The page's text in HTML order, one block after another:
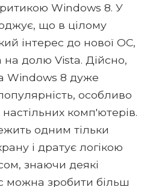
Windows 8. У
що в цілому
інтерес до нової ОС,
на долю Vista. Дійсно,
Windows 8 дуже
особливо
комп'ютерів.
одним тільки
і дратує логікою
знаючи деякі
можна зробити більш